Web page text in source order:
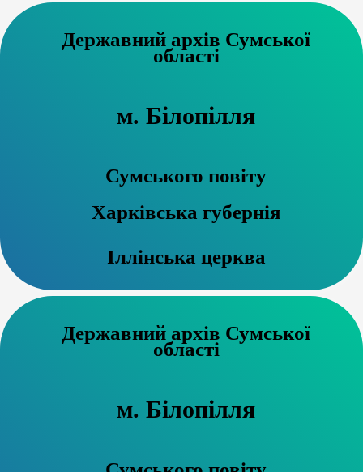
Державний архів Сумської
області
м. Білопілля
Сумського повіту
Харківська губернія
Іллінська церква
Державний архів Сумської
області
м. Білопілля